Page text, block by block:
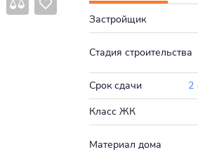
Застройщик
Стадия строительства
Срок сдачи
2
Класс ЖК
Материал дома